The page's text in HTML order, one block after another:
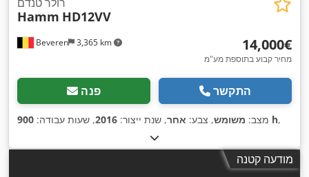
Beveren 3,365 km
Hamm HD12VV
‏14,000 ‏€
מחיר קבוע בתוספת מע"מ
פנה התקשר
מצב: משומש, צבע: אחר, שנת ייצור: 2016, שעות עבודה: 900 h,
מודעה קטנה